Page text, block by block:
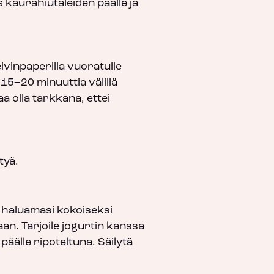
kaurahiutaleiden päälle ja
vuoratulle
minuuttia välillä
olla tarkkana, ettei
kokoiseksi
Tarjoile jogurtin kanssa
ripoteltuna. Säilytä